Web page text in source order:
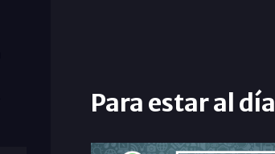
Para estar al día